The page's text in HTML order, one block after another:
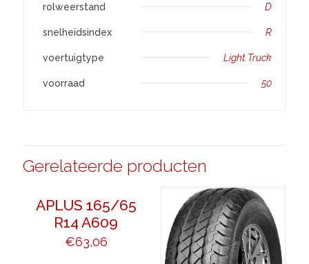
rolweerstand D
snelheidsindex R
voertuigtype Light Truck
voorraad 50
Gerelateerde producten
APLUS 165/65
R14 A609
€63,06